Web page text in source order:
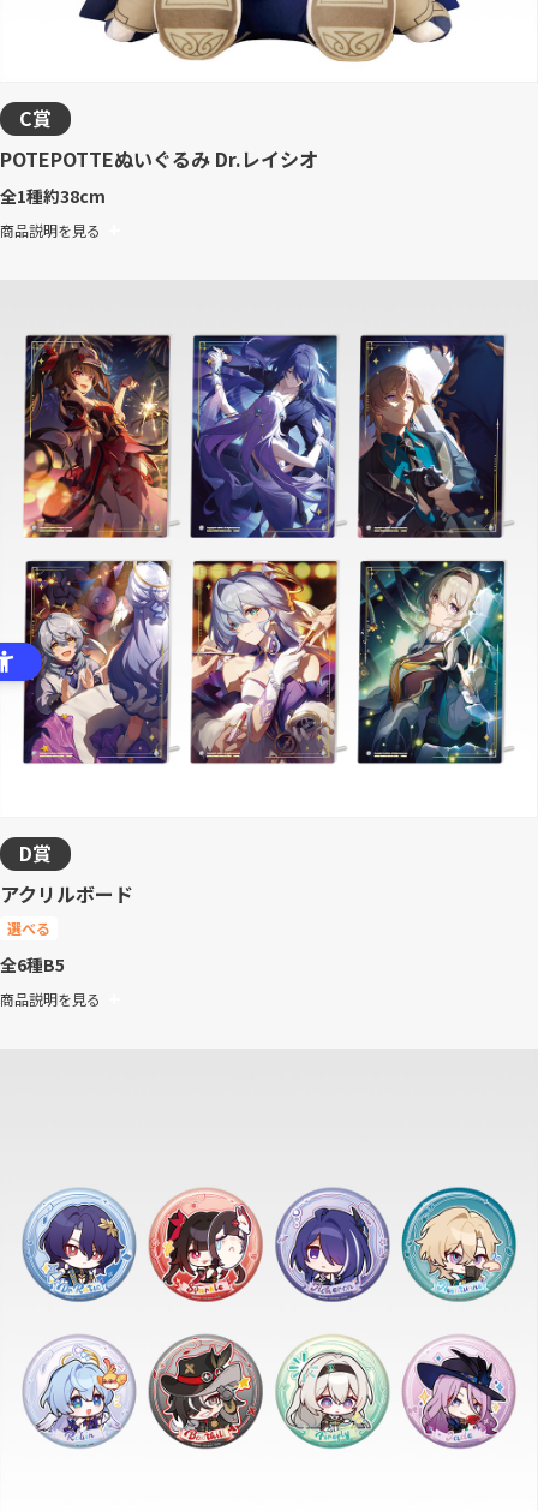
C賞
POTEPOTTEぬいぐるみ Dr.レイシオ
全1種約38cm
商品説明を見る
D賞
アクリルボード
選べる
全6種B5
商品説明を見る